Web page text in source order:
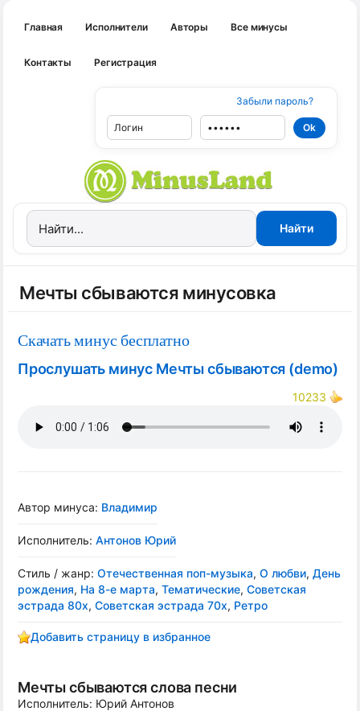
Главная Исполнители Авторы Все минусы
Контакты Регистрация
Забыли пароль?
Мечты сбываются минусовка
Скачать минус бесплатно
Прослушать минус Мечты сбываются (demo)
10233
Автор минуса: Владимир
Исполнитель: Антонов Юрий
Стиль / жанр: Отечественная поп-музыка, О любви, День
рождения, На 8-е марта, Тематические, Советская
эстрада 80х, Советская эстрада 70х, Ретро
Добавить страницу в избранное
Мечты сбываются слова песни
Исполнитель: Юрий Антонов